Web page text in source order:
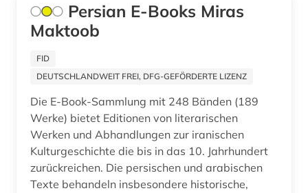
Persian E-Books Miras
Maktoob
FID
DEUTSCHLANDWEIT FREI, DFG-GEFÖRDERTE LIZENZ
Die E-Book-Sammlung mit 248 Bänden (189
Werke) bietet Editionen von literarischen
Werken und Abhandlungen zur iranischen
Kulturgeschichte die bis in das 10. Jahrhundert
zurückreichen. Die persischen und arabischen
Texte behandeln insbesondere historische,